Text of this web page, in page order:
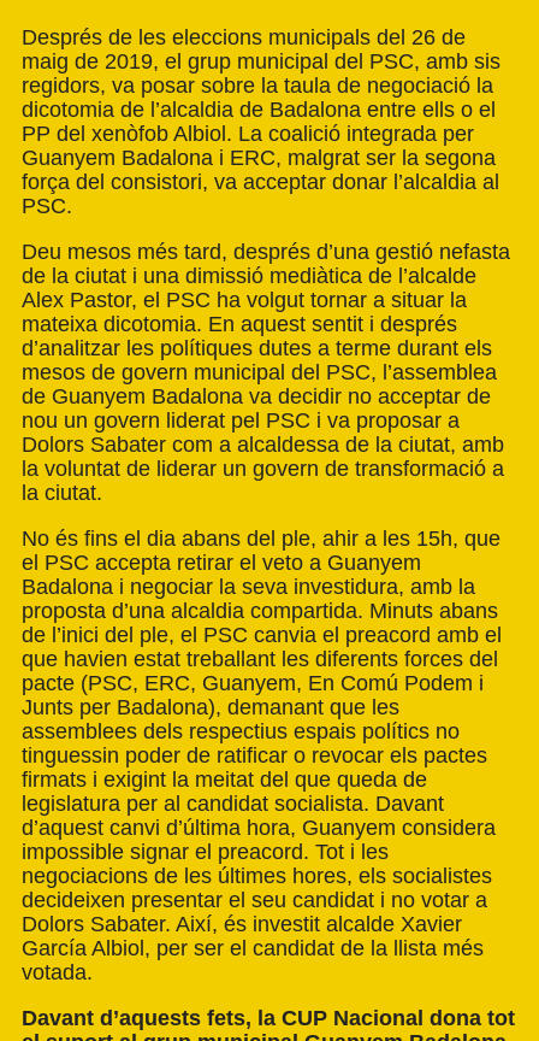
Després de les eleccions municipals del 26 de
maig de 2019, el grup municipal del PSC, amb sis
regidors, va posar sobre la taula de negociació la
dicotomia de l’alcaldia de Badalona entre ells o el
PP del xenòfob Albiol. La coalició integrada per
Guanyem Badalona i ERC, malgrat ser la segona
força del consistori, va acceptar donar l’alcaldia al
PSC.
Deu mesos més tard, després d’una gestió nefasta
de la ciutat i una dimissió mediàtica de l’alcalde
Alex Pastor, el PSC ha volgut tornar a situar la
mateixa dicotomia. En aquest sentit i després
d’analitzar les polítiques dutes a terme durant els
mesos de govern municipal del PSC, l’assemblea
de Guanyem Badalona va decidir no acceptar de
nou un govern liderat pel PSC i va proposar a
Dolors Sabater com a alcaldessa de la ciutat, amb
la voluntat de liderar un govern de transformació a
la ciutat.
No és fins el dia abans del ple, ahir a les 15h, que
el PSC accepta retirar el veto a Guanyem
Badalona i negociar la seva investidura, amb la
proposta d’una alcaldia compartida. Minuts abans
de l’inici del ple, el PSC canvia el preacord amb el
que havien estat treballant les diferents forces del
pacte (PSC, ERC, Guanyem, En Comú Podem i
Junts per Badalona), demanant que les
assemblees dels respectius espais polítics no
tinguessin poder de ratificar o revocar els pactes
firmats i exigint la meitat del que queda de
legislatura per al candidat socialista. Davant
d’aquest canvi d’última hora, Guanyem considera
impossible signar el preacord. Tot i les
negociacions de les últimes hores, els socialistes
decideixen presentar el seu candidat i no votar a
Dolors Sabater. Així, és investit alcalde Xavier
García Albiol, per ser el candidat de la llista més
votada.
Davant d’aquests fets, la CUP Nacional dona tot